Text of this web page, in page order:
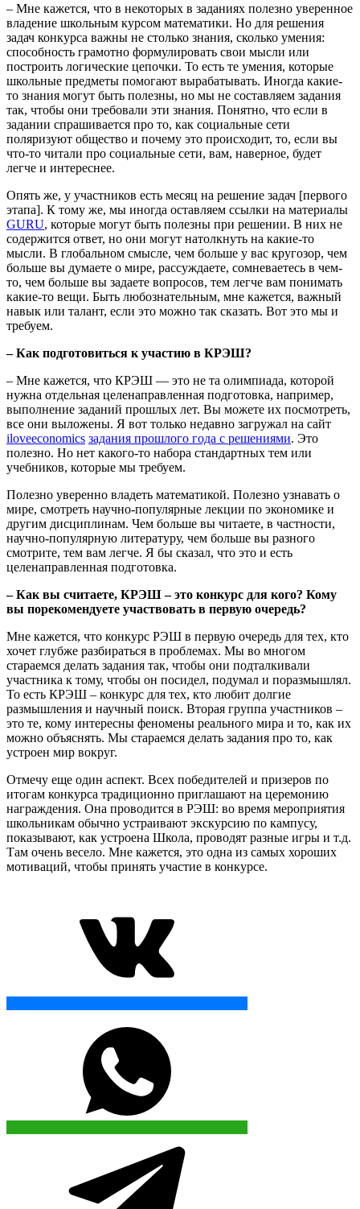
– Мне кажется, что в некоторых в заданиях полезно уверенное
владение школьным курсом математики. Но для решения
задач конкурса важны не столько знания, сколько умения:
способность грамотно формулировать свои мысли или
построить логические цепочки. То есть те умения, которые
школьные предметы помогают вырабатывать. Иногда какие-
то знания могут быть полезны, но мы не составляем задания
так, чтобы они требовали эти знания. Понятно, что если в
задании спрашивается про то, как социальные сети
поляризуют общество и почему это происходит, то, если вы
что-то читали про социальные сети, вам, наверное, будет
легче и интереснее.
Опять же, у участников есть месяц на решение задач [первого
этапа]. К тому же, мы иногда оставляем ссылки на материалы
GURU, которые могут быть полезны при решении. В них не
содержится ответ, но они могут натолкнуть на какие-то
мысли. В глобальном смысле, чем больше у вас кругозор, чем
больше вы думаете о мире, рассуждаете, сомневаетесь в чем-
то, чем больше вы задаете вопросов, тем легче вам понимать
какие-то вещи. Быть любознательным, мне кажется, важный
навык или талант, если это можно так сказать. Вот это мы и
требуем.
– Как подготовиться к участию в КРЭШ?
– Мне кажется, что КРЭШ — это не та олимпиада, которой
нужна отдельная целенаправленная подготовка, например,
выполнение заданий прошлых лет. Вы можете их посмотреть,
все они выложены. Я вот только недавно загружал на сайт
iloveeconomics задания прошлого года с решениями. Это
полезно. Но нет какого-то набора стандартных тем или
учебников, которые мы требуем.
Полезно уверенно владеть математикой. Полезно узнавать о
мире, смотреть научно-популярные лекции по экономике и
другим дисциплинам. Чем больше вы читаете, в частности,
научно-популярную литературу, чем больше вы разного
смотрите, тем вам легче. Я бы сказал, что это и есть
целенаправленная подготовка.
– Как вы считаете, КРЭШ – это конкурс для кого? Кому
вы порекомендуете участвовать в первую очередь?
Мне кажется, что конкурс РЭШ в первую очередь для тех, кто
хочет глубже разбираться в проблемах. Мы во многом
стараемся делать задания так, чтобы они подталкивали
участника к тому, чтобы он посидел, подумал и поразмышлял.
То есть КРЭШ – конкурс для тех, кто любит долгие
размышления и научный поиск. Вторая группа участников –
это те, кому интересны феномены реального мира и то, как их
можно объяснять. Мы стараемся делать задания про то, как
устроен мир вокруг.
Отмечу еще один аспект. Всех победителей и призеров по
итогам конкурса традиционно приглашают на церемонию
награждения. Она проводится в РЭШ: во время мероприятия
школьникам обычно устраивают экскурсию по кампусу,
показывают, как устроена Школа, проводят разные игры и т.д.
Там очень весело. Мне кажется, это одна из самых хороших
мотиваций, чтобы принять участие в конкурсе.